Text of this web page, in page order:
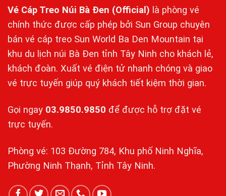
Vé Cáp Treo Núi Bà Đen (Official) là phòng vé
chính thức được cấp phép bởi Sun Group chuyên
bán vé cáp treo Sun World Ba Den Mountain tại
khu du lịch núi Bà Đen tỉnh Tây Ninh cho khách lẻ,
khách đoàn. Xuất vé điện tử nhanh chóng và giao
vé trực tuyến giúp quý khách tiết kiệm thời gian.
Gọi ngay 03.9850.9850 để được hỗ trợ đặt vé
trực tuyến.
Phòng vé: 103 Đường 784, Khu phố Ninh Nghĩa,
Phường Ninh Thạnh, Tỉnh Tây Ninh.